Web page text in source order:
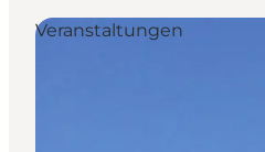
Veranstaltungen